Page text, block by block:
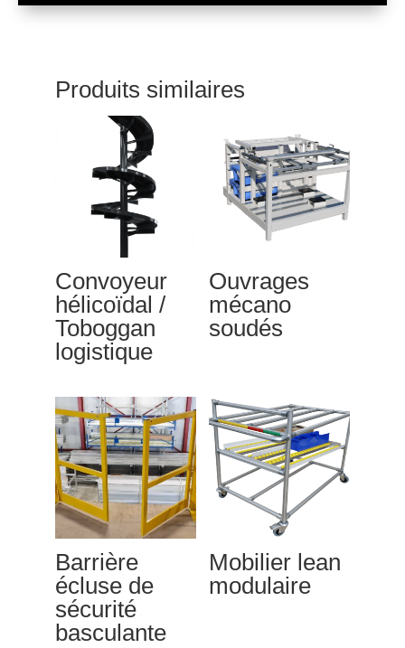
Produits similaires
Convoyeur
hélicoïdal /
Toboggan
logistique
Ouvrages
mécano
soudés
Barrière
écluse de
sécurité
basculante
Mobilier lean
modulaire